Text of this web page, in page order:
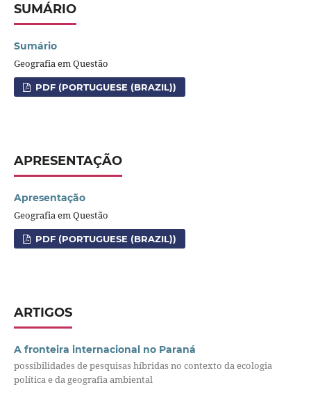
SUMÁRIO
Sumário
Geografia em Questão
PDF (PORTUGUESE (BRAZIL))
APRESENTAÇÃO
Apresentação
Geografia em Questão
PDF (PORTUGUESE (BRAZIL))
ARTIGOS
A fronteira internacional no Paraná
possibilidades de pesquisas híbridas no contexto da ecologia
política e da geografia ambiental